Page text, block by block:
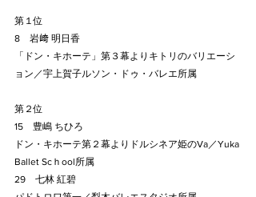
第１位
8　岩﨑 明日香
「ドン・キホーテ」第３幕よりキトリのバリエーシ
ョン／宇上賀子ルソン・ドゥ・バレエ所属
第２位
15　豊嶋 ちひろ
ドン・キホーテ第２幕よりドルシネア姫のVa／Yuka
Ballet Scｈool所属
29　七林 紅碧